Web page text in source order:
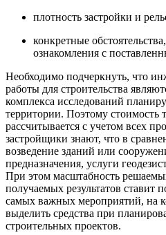
плотность застройки и
конкретные
ознакомления с
Необходимо подчеркнуть, что
работы для строительства
комплекса исследований
территории. Поэтому стоимость
рассчитывается с учетом всех
застройщики знают, что в
возведение зданий или
предназначения, услуги
При этом масштабность
получаемых результатов ставит
самых важных мероприятий, на
выделить средства при
строительных проектов.